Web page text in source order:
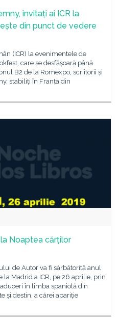
invitați ai ICR la
din punct de vedere
(ICR) la evenimentele de
care se desfășoară până
B2 de la Romexpo, scriitorii și
stabiliți în Franța din
la Noaptea cărților
de Autor va fi sărbătorită anul
la Madrid a ICR, pe 26 aprilie, prin
în limba spaniolă din
și destin, a cărei apariție